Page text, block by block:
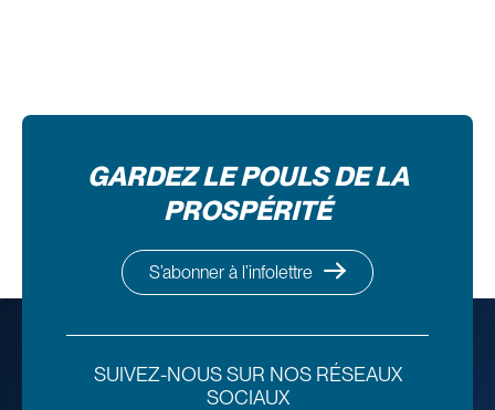
GARDEZ LE POULS DE LA
PROSPÉRITÉ
S’abonner à l’infolettre
SUIVEZ-NOUS SUR NOS RÉSEAUX
SOCIAUX